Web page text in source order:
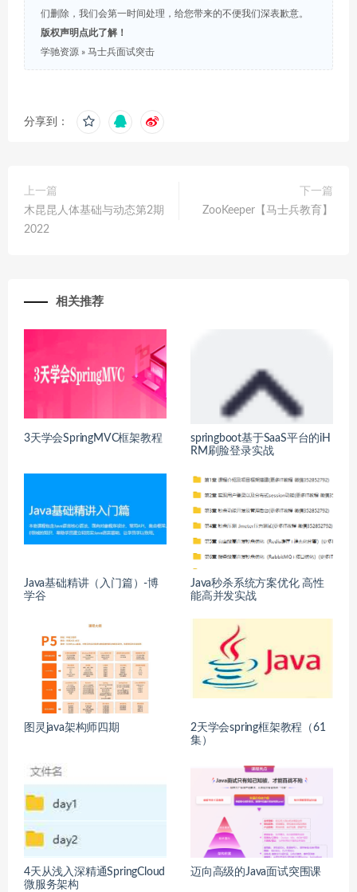
们删除，我们会第一时间处理，给您带来的不便我们深表歉意。
版权声明点此了解！
学驰资源 » 马士兵面试突击
分享到：
上一篇
木昆昆人体基础与动态第2期
2022
下一篇
ZooKeeper【马士兵教育】
相关推荐
3天学会SpringMVC框架教程
springboot基于SaaS平台的iH
RM刷脸登录实战
Java基础精讲（入门篇）-博
学谷
Java秒杀系统方案优化 高性
能高并发实战
图灵java架构师四期
2天学会spring框架教程（61
集）
4天从浅入深精通SpringCloud
微服务架构
迈向高级的Java面试突围课